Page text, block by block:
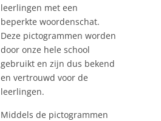
leerlingen met een
beperkte woordenschat.
Deze pictogrammen worden
door onze hele school
gebruikt en zijn dus bekend
en vertrouwd voor de
leerlingen.
Middels de pictogrammen